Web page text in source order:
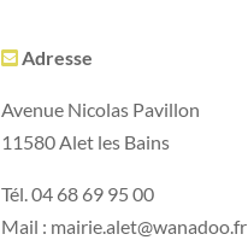
Adresse
Avenue Nicolas Pavillon
11580 Alet les Bains
Tél. 04 68 69 95 00
Mail : mairie.alet@wanadoo.fr